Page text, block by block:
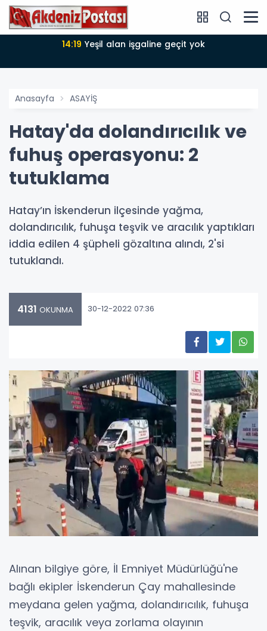
14:18Büyükşehir Belediyesi sürdürülebilir kalkınmada
Anasayfa ASAYİŞ
Hatay'da dolandırıcılık ve
fuhuş operasyonu: 2
tutuklama
Hatay’ın İskenderun ilçesinde yağma,
dolandırıcılık, fuhuşa teşvik ve aracılık yaptıkları
iddia edilen 4 şüpheli gözaltına alındı, 2'si
tutuklandı.
4131 OKUNMA 30-12-2022 07:36
Alınan bilgiye göre, İl Emniyet Müdürlüğü'ne
bağlı ekipler İskenderun Çay mahallesinde
meydana gelen yağma, dolandırıcılık, fuhuşa
teşvik, aracılık veya zorlama olayının